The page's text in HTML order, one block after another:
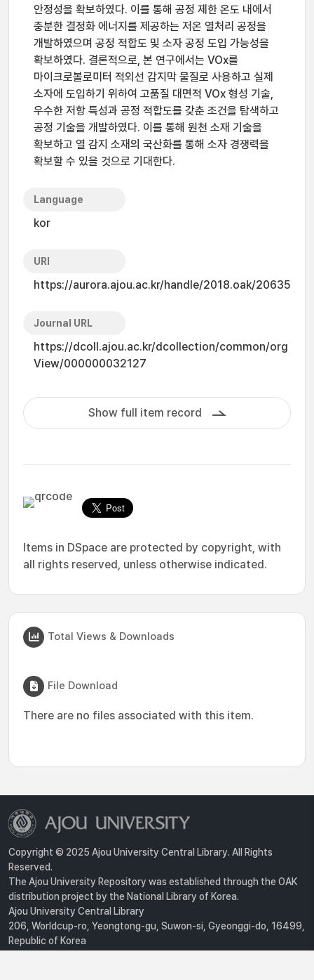
안정성을 확보하였다. 이를 통해 공정 제한 온도 내에서
충분한 결정화 에너지를 제공하는 저온 열처리 공정을
개발하였으며 공정 적합도 및 소자 공정 도입 가능성을
확보하였다. 결론적으로, 본 연구에서는 VOx를
마이크로볼로미터 적외선 감지막 물질로 사용하고 실제
소자에 도입하기 위하여 고품질 대면적 VOx 형성 기술,
우수한 저항 특성과 공정 적합도를 갖춘 조건을 탐색하고
공정 기술을 개발하였다. 이를 통해 원천 소재 기술을
확보하고 열 감지 소재의 국산화를 통해 소자 경쟁력을
확보할 수 있을 것으로 기대한다.
Language
kor
URI
https://aurora.ajou.ac.kr/handle/2018.oak/20635
Journal URL
https://dcoll.ajou.ac.kr/dcollection/common/org
View/000000032127
Show full item record
Items in DSpace are protected by copyright, with
all rights reserved, unless otherwise indicated.
Total Views & Downloads
File Download
There are no files associated with this item.
Copyright © 2025 Ajou University Central Library. All Rights
Reserved.
The Ajou University Repository was established through the OAK
distribution project by the National Library of Korea.
Ajou University Central Library
206, Worldcup-ro, Yeongtong-gu, Suwon-si, Gyeonggi-do, 16499,
Republic of Korea